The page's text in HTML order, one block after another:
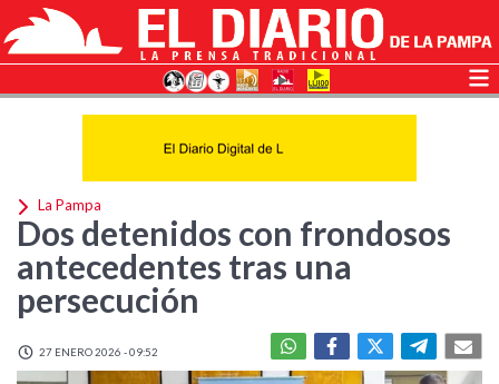
La Pampa
Dos detenidos con frondosos
antecedentes tras una
persecución
27 ENERO 2026 - 09:52